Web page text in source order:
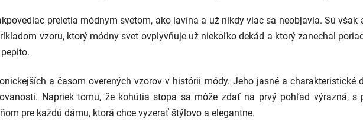
preletia módnym svetom, ako lavína a už nikdy viac sa neobjavia. Sú
vzoru, ktorý módny svet ovplyvňuje už niekoľko dekád a ktorý zanechal
a časom overených vzorov v histórii módy. Jeho jasné a
Napriek tomu, že kohútia stopa sa môže zdať na prvý pohľad výrazná,
pre každú dámu, ktorá chce vyzerať štýlovo a elegantne.